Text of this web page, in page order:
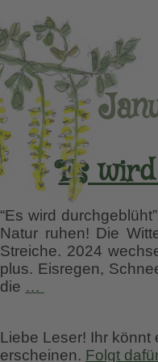
Es
“Es wird
Natur ruhen! Die
Streiche. 2024
plus. Eisregen,
die …
–
Arbeiten
Liebe Leser! Ihr könnt
erscheinen. Folgt